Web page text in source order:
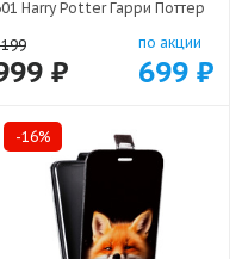
Harry Potter Гарри Поттер
₽
по акции
699 ₽
-16%